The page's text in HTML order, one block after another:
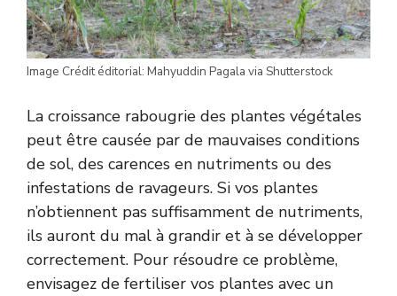
Image Crédit éditorial: Mahyuddin Pagala via Shutterstock
La croissance rabougrie des plantes végétales
peut être causée par de mauvaises conditions
de sol, des carences en nutriments ou des
infestations de ravageurs. Si vos plantes
n’obtiennent pas suffisamment de nutriments,
ils auront du mal à grandir et à se développer
correctement. Pour résoudre ce problème,
envisagez de fertiliser vos plantes avec un